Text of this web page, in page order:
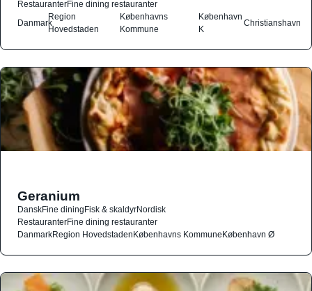
RestauranterFine dining restauranter
Danmark
Region
Hovedstaden
Københavns
Kommune
København
K
Christianshavn
Geranium
DanskFine diningFisk & skaldyrNordisk
RestauranterFine dining restauranter
DanmarkRegion HovedstadenKøbenhavns KommuneKøbenhavn Ø